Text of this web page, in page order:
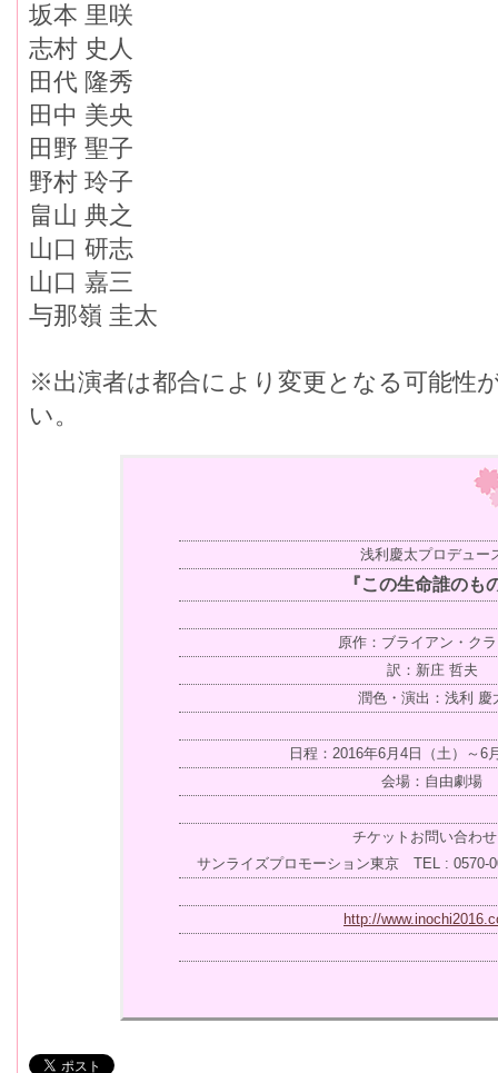
坂本 里咲
志村 史人
田代 隆秀
田中 美央
田野 聖子
野村 玲子
畠山 典之
山口 研志
山口 嘉三
与那嶺 圭太
※出演者は都合により変更となる可能性
い。
浅利慶太プロデュー
『この生命誰のも
原作：ブライアン・ク
訳：新庄 哲夫
潤色・演出：浅利 慶
日程：2016年6月4日（土）～6
会場：自由劇場
チケットお問い合わ
サンライズプロモーション東京 TEL : 0570-
http://